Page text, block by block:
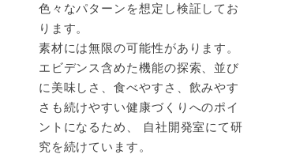
色々なパターンを想定し検証してお
ります。
素材には無限の可能性があります。
エビデンス含めた機能の探索、並び
に美味しさ、食べやすさ、飲みやす
さも続けやすい健康づくりへのポイ
ントになるため、 自社開発室にて研
究を続けています。